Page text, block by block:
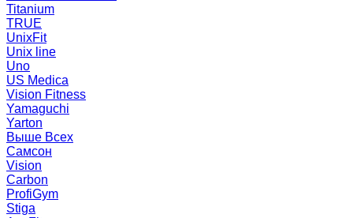
Titanium
TRUE
UnixFit
Unix line
Uno
US Medica
Vision Fitness
Yamaguchi
Yarton
Выше Всех
Самсон
Vision
Carbon
ProfiGym
Stiga